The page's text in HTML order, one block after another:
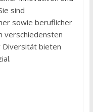
sind
sowie beruflicher
verschiedensten
Diversität bieten